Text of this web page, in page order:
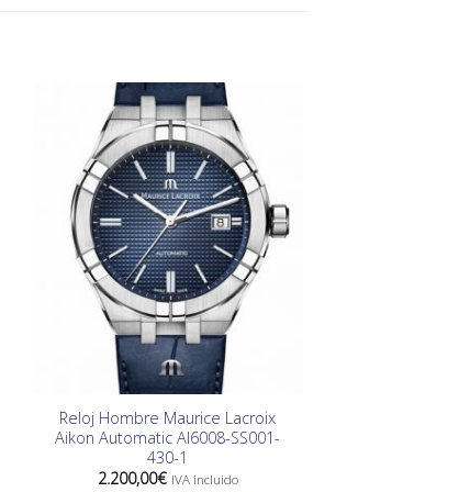
Reloj Hombre Maurice Lacroix
Aikon Automatic AI6008-SS001-
430-1
2.200,00€ IVA incluido